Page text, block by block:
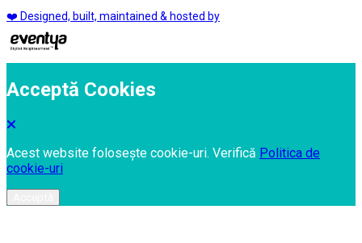
❤️ Designed, built, maintained & hosted by
Acceptă Cookies
Acest website folosește cookie-uri. Verifică Politica de
cookie-uri